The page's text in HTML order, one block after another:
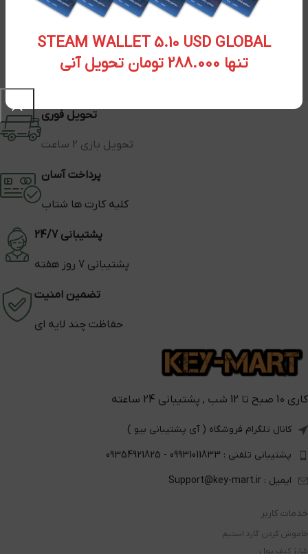
STEAM WALLET 5.10 USD GLOBAL
تنها 288.000 تومان تحویل آنی
تحویل فوری
تحویل بازی 2 ساعت
پرداخت آسان
کلیه کارت ها شتاب
پشتیبانی 24/7
پشتیبانی 7 روز هفته
تضمین امنیت
حفاظت چند لایه ای
کاری 10 صبح تا 12 شب , پشتیبانی 24 ساعته
کانال تلگرام فروشگاه ( آی پشتیبانی بیو )
پشتیبانی تلفنی : 09931011833 - 09354921825
ایمیل : Support@key-mart.ir
خدمات کاربر
خاموش کردن گارد استیم
شارژ کیف پول